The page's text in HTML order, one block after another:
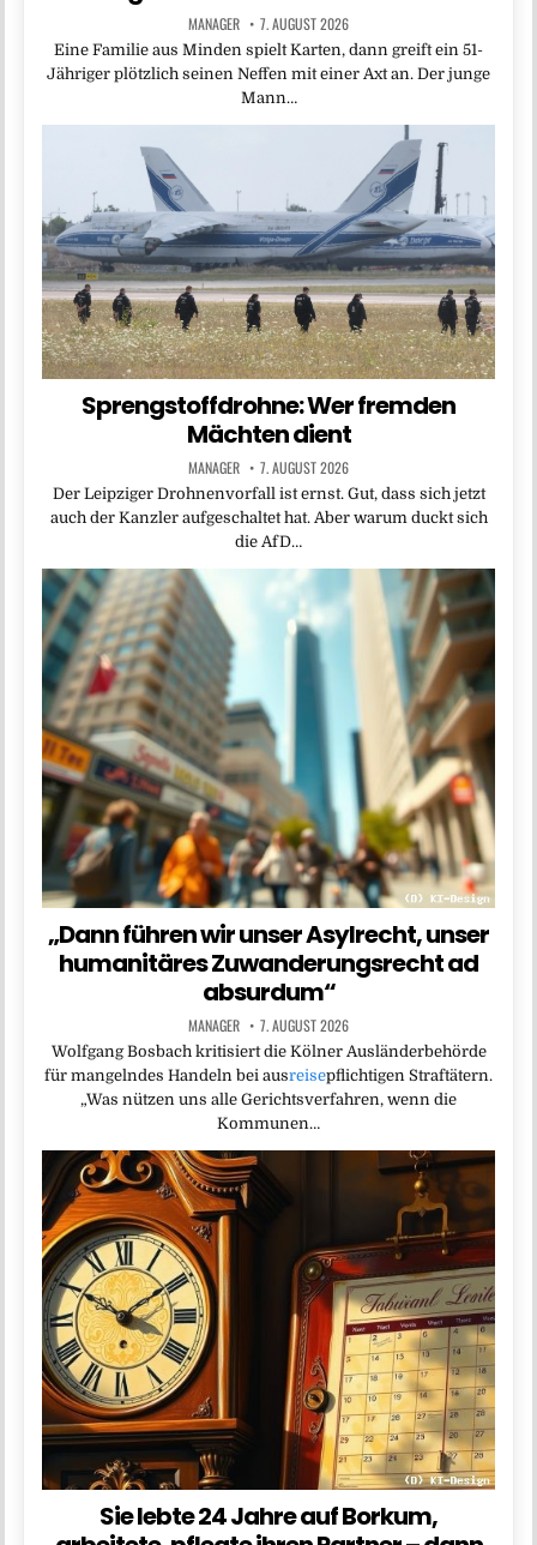
MANAGER 7. AUGUST 2026
Eine Familie aus Minden spielt Karten, dann greift ein 51-
Jähriger plötzlich seinen Neffen mit einer Axt an. Der junge
Mann…
Sprengstoffdrohne: Wer fremden
Mächten dient
MANAGER 7. AUGUST 2026
Der Leipziger Drohnenvorfall ist ernst. Gut, dass sich jetzt
auch der Kanzler aufgeschaltet hat. Aber warum duckt sich
die AfD…
„Dann führen wir unser Asylrecht, unser
humanitäres Zuwanderungsrecht ad
absurdum“
MANAGER 7. AUGUST 2026
Wolfgang Bosbach kritisiert die Kölner Ausländerbehörde
für mangelndes Handeln bei ausreisepflichtigen Straftätern.
„Was nützen uns alle Gerichtsverfahren, wenn die
Kommunen…
Sie lebte 24 Jahre auf Borkum,